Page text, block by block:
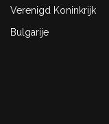
Verenigd Koninkrijk
Bulgarije